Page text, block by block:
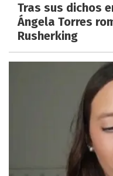
Tras sus dichos
Ángela Torres
Rusherking